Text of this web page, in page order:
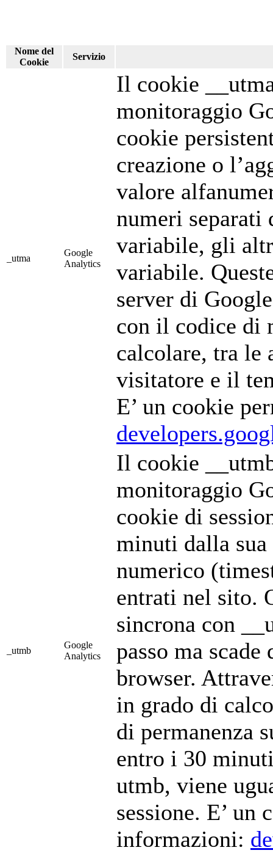
Nome del
Cookie
Servizio
_utma
Google
Analytics
Il cookie
monitoraggio
cookie
creazione o
valore
numeri
variabile, gli
variabile.
server di
con il codice di
calcolare, tra le
visitatore e il
E’ un cookie
_utmb
Google
Analytics
Il cookie
monitoraggio
cookie di
minuti dalla
numerico
entrati nel sito.
sincrona con
passo ma
browser.
in grado di
di permanenza
entro i 30
utmb, viene
sessione. E’
informazioni: